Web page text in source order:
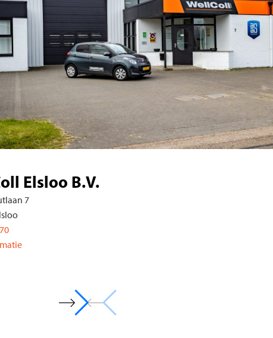
WellColl Heerlen B.V.
Beersdalweg 84
6412 PE Heerlen
Meer informatie